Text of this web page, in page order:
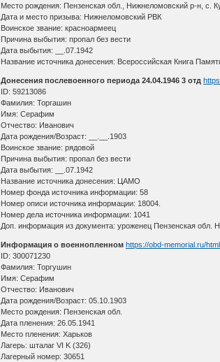
Место рождения: Пензенская обл., Нижнеломовский р-н, с.
Дата и место призыва: Нижнеломовский РВК
Воинское звание: красноармеец
Причина выбытия: пропал без вести
Дата выбытия: __.07.1942
Название источника донесения: Всероссийская Книга
Донесения послевоенного периода 24.04.1946 3 отд
ID: 59213086
Фамилия: Торгашин
Имя: Серафим
Отчество: Иванович
Дата рождения/Возраст: __.__.1903
Воинское звание: рядовой
Причина выбытия: пропал без вести
Дата выбытия: __.07.1942
Название источника донесения: ЦАМО
Номер фонда источника информации: 58
Номер описи источника информации: 18004.
Номер дела источника информации: 1041
Доп. информация из документа: уроженец Пензенская обл.
Информация о военнопленном https://obd-memorial.ru/
ID: 300071230
Фамилия: Торгушин
Имя: Серафим
Отчество: Иванович
Дата рождения/Возраст: 05.10.1903
Место рождения: Пензенская обл.
Дата пленения: 26.05.1941
Место пленения: Харьков
Лагерь: шталаг VI K (326)
Лагерный номер: 30651